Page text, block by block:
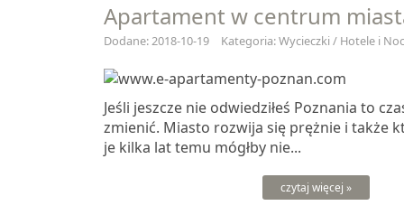
Apartament w centrum
Dodane: 2018-10-19 Kategoria: Wycieczki / Hotele i
Jeśli jeszcze nie odwiedziłeś Poznania to
zmienić. Miasto rozwija się prężnie i także
je kilka lat temu mógłby nie...
czytaj więcej »